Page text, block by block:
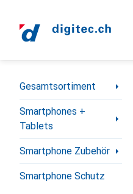
Navigation nach Kategorien
Gesamtsortiment
Smartphones +
Tablets
Smartphone Zubehör
Smartphone Schutz